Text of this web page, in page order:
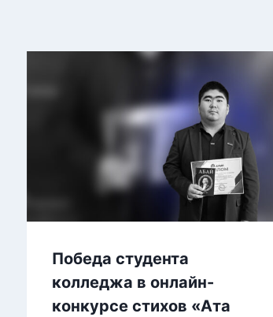
Победа студента
колледжа в онлайн-
конкурсе стихов «Ата